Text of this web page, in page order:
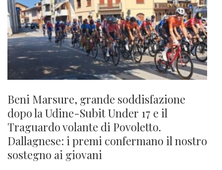
Beni Marsure, grande soddisfazione
dopo la Udine-Subit Under 17 e il
Traguardo volante di Povoletto.
Dallagnese: i premi confermano il nostro
sostegno ai giovani